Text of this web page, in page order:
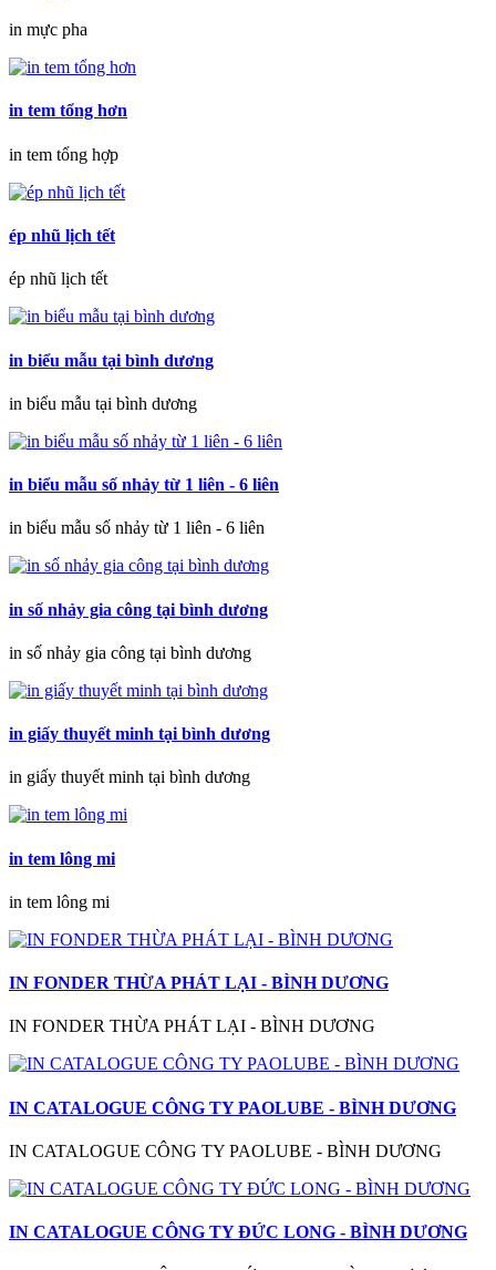
in mực pha
in tem tổng hơn
in tem tổng hợp
ép nhũ lịch tết
ép nhũ lịch tết
in biểu mẫu tại bình dương
in biểu mẫu tại bình dương
in biểu mẫu số nhảy từ 1 liên - 6 liên
in biểu mẫu số nhảy từ 1 liên - 6 liên
in số nhảy gia công tại bình dương
in số nhảy gia công tại bình dương
in giấy thuyết minh tại bình dương
in giấy thuyết minh tại bình dương
in tem lông mi
in tem lông mi
IN FONDER THỪA PHÁT LẠI - BÌNH DƯƠNG
IN FONDER THỪA PHÁT LẠI - BÌNH DƯƠNG
IN CATALOGUE CÔNG TY PAOLUBE - BÌNH DƯƠNG
IN CATALOGUE CÔNG TY PAOLUBE - BÌNH DƯƠNG
IN CATALOGUE CÔNG TY ĐỨC LONG - BÌNH DƯƠNG